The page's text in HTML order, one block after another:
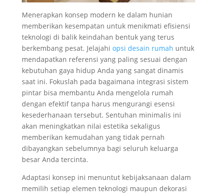
Menerapkan konsep modern ke dalam hunian
memberikan kesempatan untuk menikmati efisiensi
teknologi di balik keindahan bentuk yang terus
berkembang pesat. Jelajahi opsi desain rumah untuk
mendapatkan referensi yang paling sesuai dengan
kebutuhan gaya hidup Anda yang sangat dinamis
saat ini. Fokuslah pada bagaimana integrasi sistem
pintar bisa membantu Anda mengelola rumah
dengan efektif tanpa harus mengurangi esensi
kesederhanaan tersebut. Sentuhan minimalis ini
akan meningkatkan nilai estetika sekaligus
memberikan kemudahan yang tidak pernah
dibayangkan sebelumnya bagi seluruh keluarga
besar Anda tercinta.
Adaptasi konsep ini menuntut kebijaksanaan dalam
memilih setiap elemen teknologi maupun dekorasi